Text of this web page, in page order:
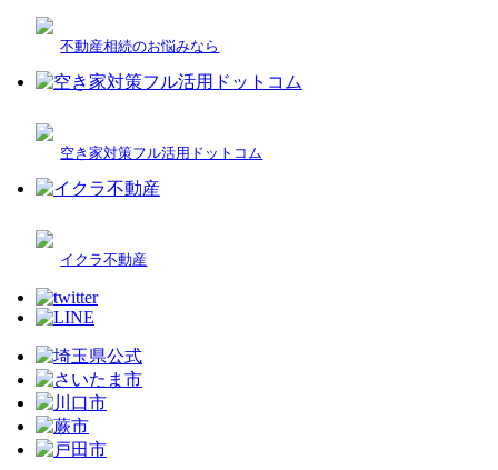
不動産相続のお悩みなら
空き家対策フル活用ドットコム
イクラ不動産